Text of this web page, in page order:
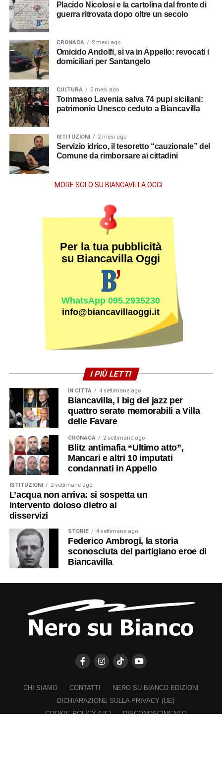
Placido Nicolosi e la cartolina dal fronte di
guerra ritrovata dopo oltre un secolo
CRONACA 2 mesi ago
Omicido Andolfi, si va in Appello: revocati i
domiciliari per Santangelo
CULTURA 2 mesi ago
Tommaso Lavenia salva 74 pupi siciliani:
patrimonio Unesco ceduto a Biancavilla
ISTITUZIONI 2 mesi ago
Servizio idrico, il tesoretto “cauzionale” del
Comune da rimborsare ai cittadini
MORE SOLO SU BIANCAVILLA OGGI
Per la tua pubblicità
su Biancavilla Oggi
WhatsApp 095.2935230
info@biancavillaoggi.it
I PIÙ LETTI
IN CITTÀ 4 settimane ago
Biancavilla, i big del jazz per
quattro serate memorabili a Villa
delle Favare
CRONACA 2 settimane ago
Blitz antimafia “Ultimo atto”,
Mancari e altri 10 imputati
condannati in Appello
ISTITUZIONI 2 settimane ago
L’acqua non arriva: si sospetta un
intervento doloso dietro ai
disservizi
STORIE 4 settimane ago
Federico Ambrogi, la storia
sconosciuta del partigiano eroe di
Biancavilla
CHI SIAMO CONTATTI
NERO SU BIANCO EDIZIONI
DICHIARAZIONE SULLA PRIVACY (UE)
COOKIE POLICY (UE)
DISCONOSCIMENTO